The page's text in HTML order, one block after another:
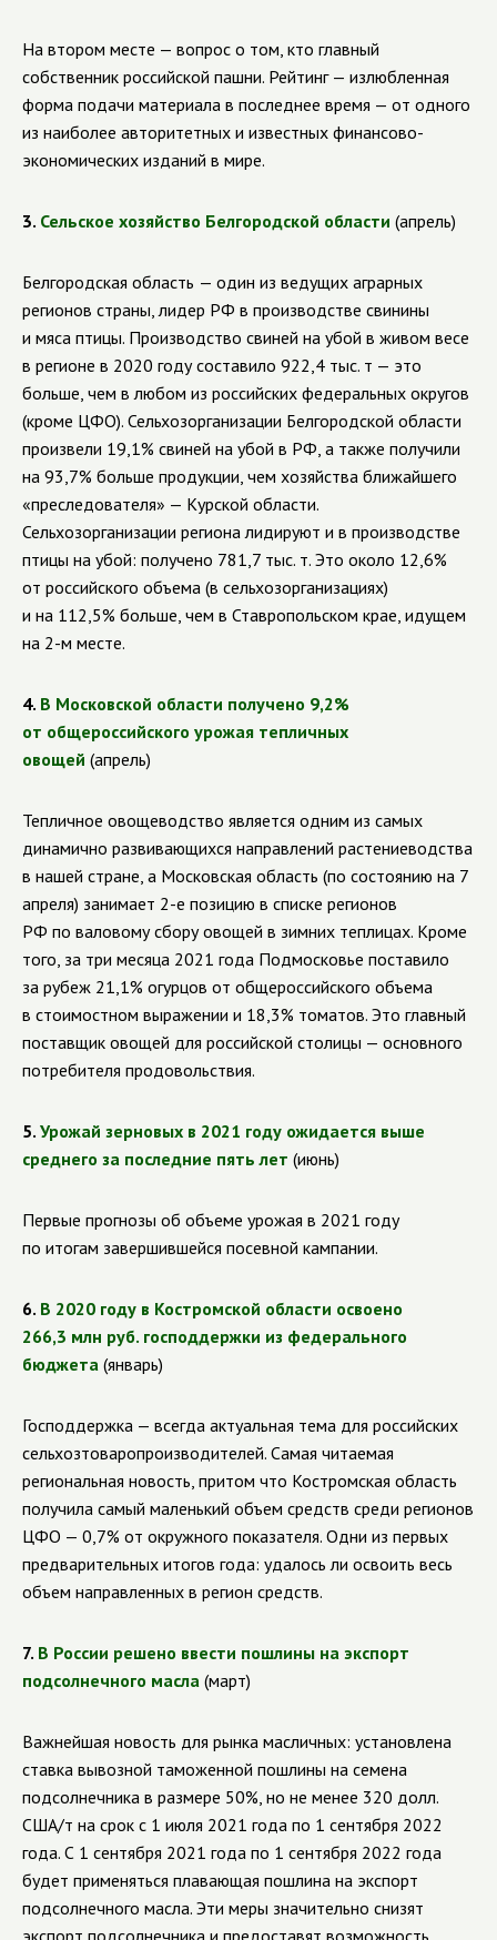
На втором месте — вопрос о том, кто главный
собственник российской пашни. Рейтинг — излюбленная
форма подачи материала в последнее время — от одного
из наиболее авторитетных и известных финансово-
экономических изданий в мире.
3. Сельское хозяйство Белгородской области (апрель)
Белгородская область — один из ведущих аграрных
регионов страны, лидер РФ в производстве свинины
и мяса птицы. Производство свиней на убой в живом весе
в регионе в 2020 году составило 922,4 тыс. т — это
больше, чем в любом из российских федеральных округов
(кроме ЦФО). Сельхозорганизации Белгородской области
произвели 19,1% свиней на убой в РФ, а также получили
на 93,7% больше продукции, чем хозяйства ближайшего
«преследователя» — Курской области.
Сельхозорганизации региона лидируют и в производстве
птицы на убой: получено 781,7 тыс. т. Это около 12,6%
от российского объема (в сельхозорганизациях)
и на 112,5% больше, чем в Ставропольском крае, идущем
на 2-м месте.
4. В Московской области получено 9,2%
от общероссийского урожая тепличных
овощей (апрель)
Тепличное овощеводство является одним из самых
динамично развивающихся направлений растениеводства
в нашей стране, а Московская область (по состоянию на 7
апреля) занимает 2-е позицию в списке регионов
РФ по валовому сбору овощей в зимних теплицах. Кроме
того, за три месяца 2021 года Подмосковье поставило
за рубеж 21,1% огурцов от общероссийского объема
в стоимостном выражении и 18,3% томатов. Это главный
поставщик овощей для российской столицы — основного
потребителя продовольствия.
5. Урожай зерновых в 2021 году ожидается выше
среднего за последние пять лет (июнь)
Первые прогнозы об объеме урожая в 2021 году
по итогам завершившейся посевной кампании.
6. В 2020 году в Костромской области освоено
266,3 млн руб. господдержки из федерального
бюджета (январь)
Господдержка — всегда актуальная тема для российских
сельхозтоваропроизводителей. Самая читаемая
региональная новость, притом что Костромская область
получила самый маленький объем средств среди регионов
ЦФО — 0,7% от окружного показателя. Одни из первых
предварительных итогов года: удалось ли освоить весь
объем направленных в регион средств.
7. В России решено ввести пошлины на экспорт
подсолнечного масла (март)
Важнейшая новость для рынка масличных: установлена
ставка вывозной таможенной пошлины на семена
подсолнечника в размере 50%, но не менее 320 долл.
США/т на срок с 1 июля 2021 года по 1 сентября 2022
года. С 1 сентября 2021 года по 1 сентября 2022 года
будет применяться плавающая пошлина на экспорт
подсолнечного масла. Эти меры значительно снизят
экспорт подсолнечника и предоставят возможность